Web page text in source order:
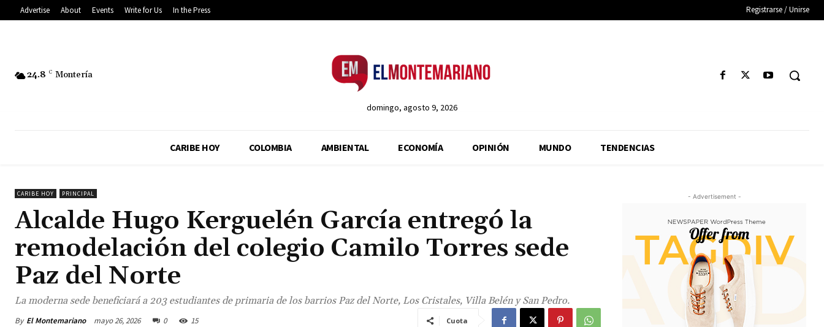
Advertise About Events Write for Us In the Press Registrarse / Unirse
24.8 C Montería
domingo, agosto 9, 2026
CARIBE HOY COLOMBIA AMBIENTAL ECONOMÍA OPINIÓN MUNDO TENDENCIAS
CARIBE HOY PRINCIPAL
Alcalde Hugo Kerguelén García entregó la
remodelación del colegio Camilo Torres sede
Paz del Norte
La moderna sede beneficiará a 203 estudiantes de primaria de los barrios Paz del Norte, Los Cristales, Villa Belén y San Pedro.
By El Montemariano mayo 26, 2026 0 15 Cuota
- Advertisement -